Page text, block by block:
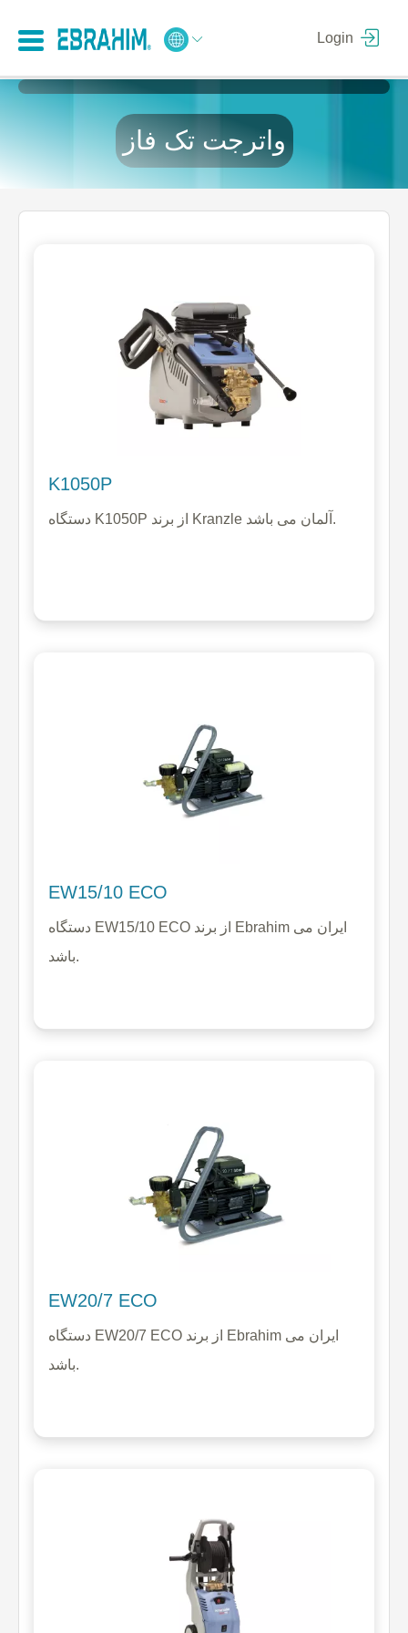
Login
واترجت تک فاز
K1050P
دستگاه K1050P از برند Kranzle آلمان می باشد.
EW15/10 ECO
دستگاه EW15/10 ECO از برند Ebrahim ایران می
باشد.
EW20/7 ECO
دستگاه EW20/7 ECO از برند Ebrahim ایران می
باشد.